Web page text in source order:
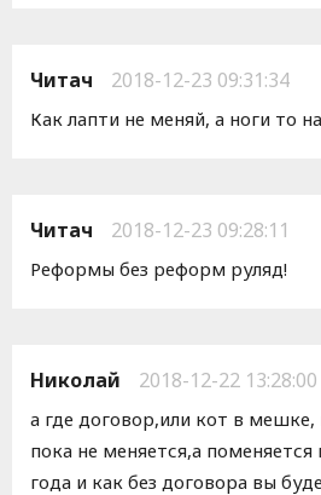
Читач 2018-12-23 09:31:34
Как лапти не меняй, а ноги то
Читач 2018-12-23 09:28:11
Реформы без реформ руляд!
Николай 2018-12-22 13:28:00
а где договор,или кот в
пока не меняется,а поменяется
года и как без договора вы